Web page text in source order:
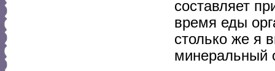
составляет
время еды
столько же я
минеральный